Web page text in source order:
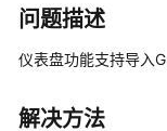
产
品
介
问题描述
仪表盘功能支持导入
解决方法